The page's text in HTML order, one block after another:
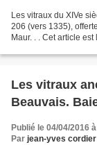
Les vitraux du XIVe
206 (vers 1335),
Maur. . . Cet article
Les vitraux
Beauvais.
Publié le 04/04/2016
Par jean-yves cordier